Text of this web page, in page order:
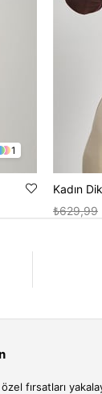
1
Kadın
₺629,99
fırsatları